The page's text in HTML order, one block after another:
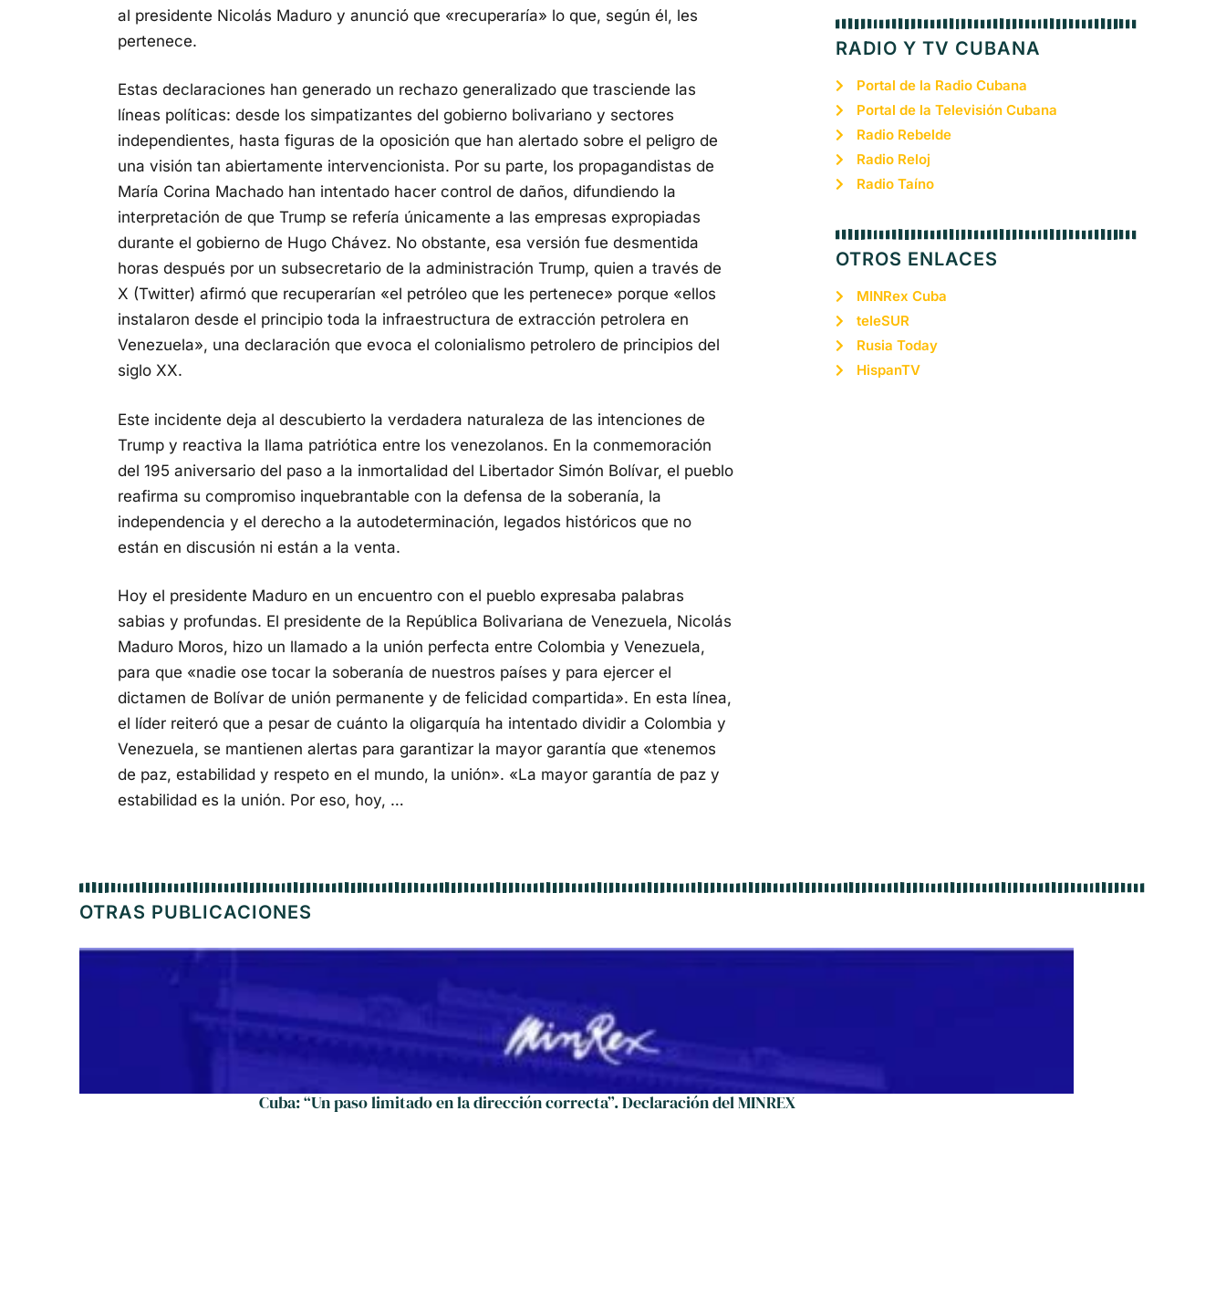
al presidente Nicolás Maduro y anunció que «recuperaría» lo que, según él, les
pertenece.
Estas declaraciones han generado un rechazo generalizado que trasciende las
líneas políticas: desde los simpatizantes del gobierno bolivariano y sectores
independientes, hasta figuras de la oposición que han alertado sobre el peligro de
una visión tan abiertamente intervencionista. Por su parte, los propagandistas de
María Corina Machado han intentado hacer control de daños, difundiendo la
interpretación de que Trump se refería únicamente a las empresas expropiadas
durante el gobierno de Hugo Chávez. No obstante, esa versión fue desmentida
horas después por un subsecretario de la administración Trump, quien a través de
X (Twitter) afirmó que recuperarían «el petróleo que les pertenece» porque «ellos
instalaron desde el principio toda la infraestructura de extracción petrolera en
Venezuela», una declaración que evoca el colonialismo petrolero de principios del
siglo XX.
Este incidente deja al descubierto la verdadera naturaleza de las intenciones de
Trump y reactiva la llama patriótica entre los venezolanos. En la conmemoración
del 195 aniversario del paso a la inmortalidad del Libertador Simón Bolívar, el pueblo
reafirma su compromiso inquebrantable con la defensa de la soberanía, la
independencia y el derecho a la autodeterminación, legados históricos que no
están en discusión ni están a la venta.
Hoy el presidente Maduro en un encuentro con el pueblo expresaba palabras
sabias y profundas. El presidente de la República Bolivariana de Venezuela, Nicolás
Maduro Moros, hizo un llamado a la unión perfecta entre Colombia y Venezuela,
para que «nadie ose tocar la soberanía de nuestros países y para ejercer el
dictamen de Bolívar de unión permanente y de felicidad compartida». En esta línea,
el líder reiteró que a pesar de cuánto la oligarquía ha intentado dividir a Colombia y
Venezuela, se mantienen alertas para garantizar la mayor garantía que «tenemos
de paz, estabilidad y respeto en el mundo, la unión». «La mayor garantía de paz y
estabilidad es la unión. Por eso, hoy, …
RADIO Y TV CUBANA
Portal de la Radio Cubana
Portal de la Televisión Cubana
Radio Rebelde
Radio Reloj
Radio Taíno
OTROS ENLACES
MINRex Cuba
teleSUR
Rusia Today
HispanTV
OTRAS PUBLICACIONES
Cuba: “Un paso limitado en la dirección correcta”. Declaración del MINREX